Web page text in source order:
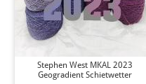
Stephen West MKAL 2023
Geogradient Schietwetter